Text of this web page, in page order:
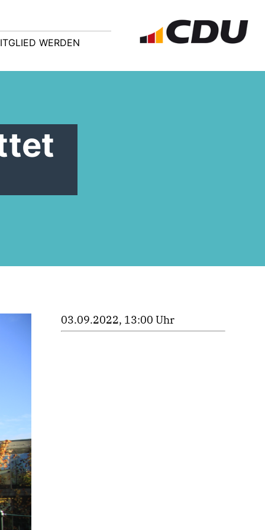
WERDEN
03.09.2022, 13:00 Uhr